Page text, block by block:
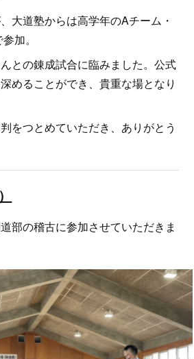
大道塾からは高学年のAチーム・
加。
との錬成試合に臨みました。公式
めることができ、貴重な場となり
をつとめていただき、ありがとう
部の稽古に参加させていただきま